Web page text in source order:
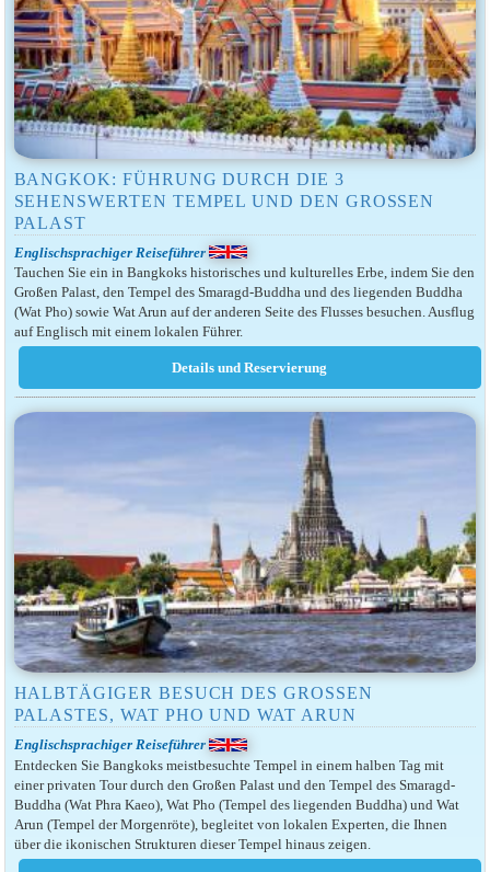
BANGKOK: FÜHRUNG DURCH DIE 3
SEHENSWERTEN TEMPEL UND DEN GROSSEN P
ALAST
Englischsprachiger Reiseführer
Tauchen Sie ein in Bangkoks historisches und kulturelles Erbe, indem Sie den
Großen Palast, den Tempel des Smaragd-Buddha und des liegenden Buddha
(Wat Pho) sowie Wat Arun auf der anderen Seite des Flusses besuchen. Ausflug
auf Englisch mit einem lokalen Führer.
HALBTÄGIGER BESUCH DES GROSSEN P
ALASTES, WAT PHO UND WAT ARUN
Englischsprachiger Reiseführer
Entdecken Sie Bangkoks meistbesuchte Tempel in einem halben Tag mit
einer privaten Tour durch den Großen Palast und den Tempel des Smaragd-
Buddha (Wat Phra Kaeo), Wat Pho (Tempel des liegenden Buddha) und Wat
Arun (Tempel der Morgenröte), begleitet von lokalen Experten, die Ihnen
über die ikonischen Strukturen dieser Tempel hinaus zeigen.